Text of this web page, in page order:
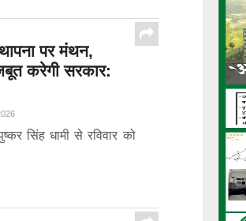
पर मंथन,
करेगी सरकार:
सिंह धामी से रविवार को